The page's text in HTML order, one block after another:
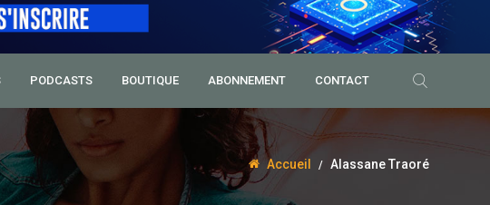
PODCASTS BOUTIQUE ABONNEMENT CONTACT
Accueil Alassane Traoré